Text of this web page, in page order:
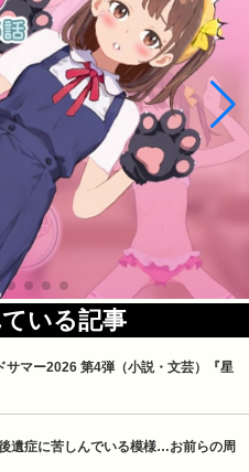
いる記事
サマー2026 第4弾（小説・文芸）『星
遺症に苦しんでいる模様…お前らの周